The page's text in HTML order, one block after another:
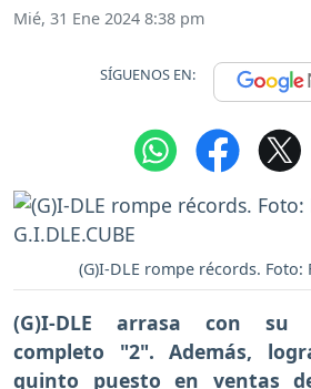
Mié, 31 Ene 2024 8:38 pm
SÍGUENOS EN:
(G)I-DLE rompe récords. Foto:
(G)I-DLE arrasa con su
completo "2". Además,
quinto puesto en ventas